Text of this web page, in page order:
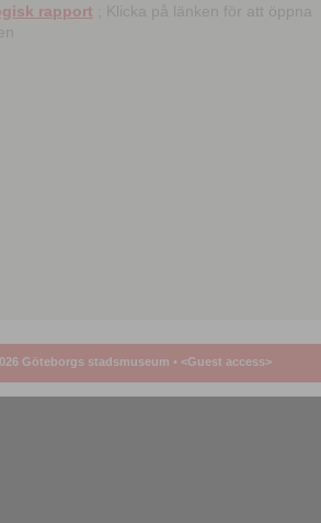
rapport ; Klicka på länken för att öppna
Göteborgs stadsmuseum • <Guest access>